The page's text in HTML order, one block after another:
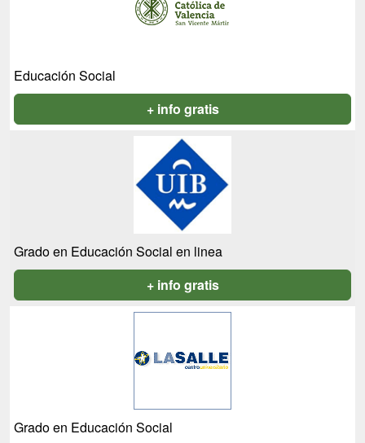
Educación Social
+ info gratis
Grado en Educación Social en linea
+ info gratis
Grado en Educación Social